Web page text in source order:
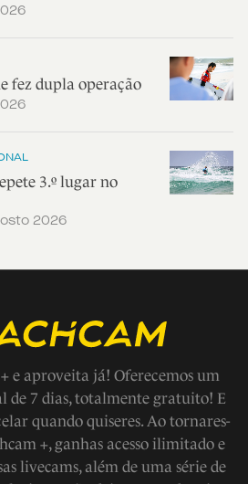
fez dupla operação
3.º lugar no
2026
e aproveita já! Oferecemos um
de 7 dias, totalmente gratuito! E
quando quiseres. Ao tornares-
+, ganhas acesso ilimitado e
livecams, além de uma série de